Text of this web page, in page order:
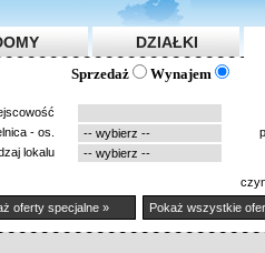
Sprzedaż Wynajem
DZIAŁKI
- os.
lokalu
oferty specjalne » Pokaż wszystkie